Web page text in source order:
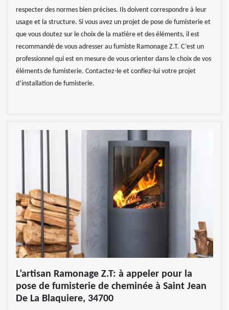
respecter des normes bien précises. Ils doivent correspondre à leur
usage et la structure. Si vous avez un projet de pose de fumisterie et
que vous doutez sur le choix de la matière et des éléments, il est
recommandé de vous adresser au fumiste Ramonage Z.T. C’est un
professionnel qui est en mesure de vous orienter dans le choix de vos
éléments de fumisterie. Contactez-le et confiez-lui votre projet
d’installation de fumisterie.
L’artisan Ramonage Z.T: à appeler pour la
pose de fumisterie de cheminée à Saint Jean
De La Blaquiere, 34700